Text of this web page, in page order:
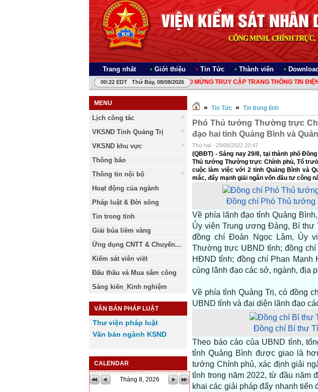
Trang nhất • Giới thiệu • Tin Tức • Thành viên •
00:22 EDT Thứ Bảy, 08/08/2026CHÀO MỪNG TRUY CẬP TRANG THÔNG TIN ĐIỆN
MENU
Lịch công tác
VKSND Tỉnh Quảng Trị
VKSND khu vực
Thông báo
Thông tin nội bộ
Hoạt động của ngành
Pháp luật & Đời sống
Tin trong tỉnh
Giải búa liềm vàng
Ứng dụng CNTT & Chuyển...
Kiểm sát viên viết
Đấu thầu và Mua sắm công
Sáng kiến_Kinh nghiệm
VĂN BẢN PHÁP LUẬT
Thư viện pháp luật
Văn bản ngành KSND
CALENDAR
Tháng 8, 2026
» Tin Tức » Tin trong tỉnh
Phó Thủ tướng Thường trực
đạo hai tỉnh Quảng Bình và
Thứ hai - 29/08/2022 20:47
(QBĐT) - Sáng nay 29/8, tại thành phố
Thủ tướng Thường trực Chính phủ, Tổ
cuộc làm việc với 2 tỉnh Quảng Bình và
mắc, đẩy mạnh giải ngân vốn đầu tư công
Đồng chí Phó Thủ tướng
Về phía lãnh đạo tỉnh Quảng
Ủy viên Trung ương Đảng, Bí thư
đồng chí Đoàn Ngọc Lâm, Ủy
Thường trực UBND tỉnh; đồng
HĐND tỉnh; đồng chí Phan Mạnh
cùng lãnh đạo các sở, ngành, địa
Về phía tỉnh Quảng Trị, có đồng
UBND tỉnh và đại diện lãnh đạo
Đồng chí Bí thư
Theo báo cáo của UBND tỉnh,
tỉnh Quảng Bình được giao là
tướng Chính phủ, xác định giải
tỉnh trong năm 2022, từ đầu năm
khai các giải pháp đẩy nhanh